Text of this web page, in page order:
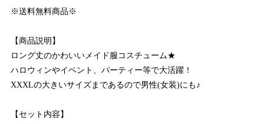
※送料無料商品※
【商品説明】
ロング丈のかわいいメイド服コスチューム★
ハロウィンやイベント、パーティー等で大活躍！
XXXLの大きいサイズまであるので男性(女装)にも♪
【セット内容】